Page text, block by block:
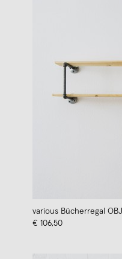
various Bücherregal
€ 106,50